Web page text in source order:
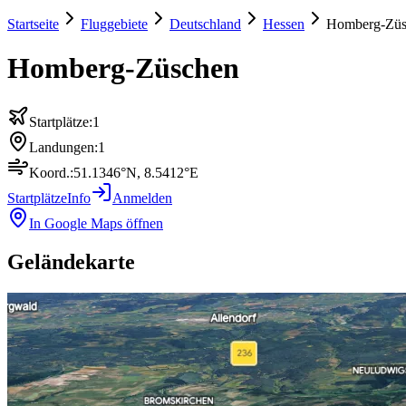
Startseite Fluggebiete Deutschland Hessen Homberg-
Homberg-Züschen
Startplätze:1
Landungen:1
Koord.:51.1346°N, 8.5412°E
StartplätzeInfo
Anmelden
In Google Maps öffnen
Geländekarte